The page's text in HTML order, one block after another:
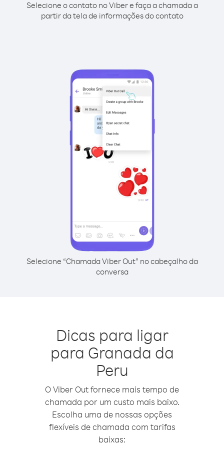
Selecione o contato no Viber e faça a chamada a
partir da tela de informações do contato
Selecione “Chamada Viber Out” no cabeçalho da
conversa
Dicas para ligar
para Granada da
Peru
O Viber Out fornece mais tempo de
chamada por um custo mais baixo.
Escolha uma de nossas opções
flexíveis de chamada com tarifas
baixas: